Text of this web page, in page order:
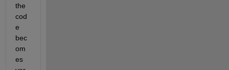
the
cod
e
bec
om
es